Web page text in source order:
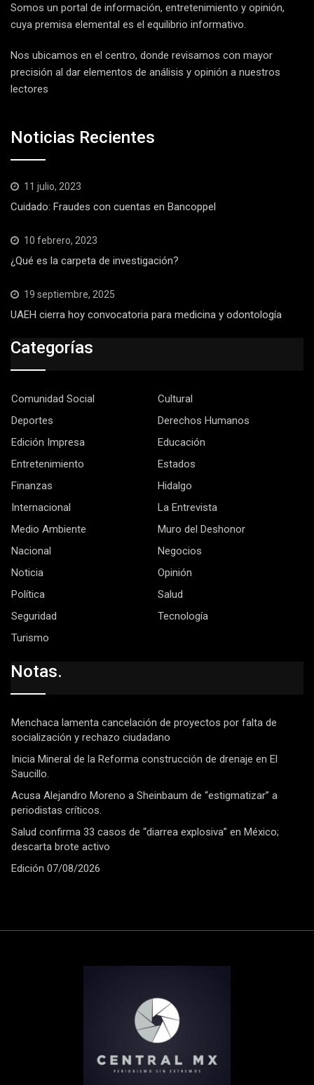
Somos un portal de información, entretenimiento y opinión,
cuya premisa elemental es el equilibrio informativo.
Nos ubicamos en el centro, donde revisamos con mayor
precisión al dar elementos de análisis y opinión a nuestros
lectores
Noticias Recientes
11 julio, 2023
Cuidado: Fraudes con cuentas en Bancoppel
10 febrero, 2023
¿Qué es la carpeta de investigación?
19 septiembre, 2025
UAEH cierra hoy convocatoria para medicina y odontología
Categorías
Comunidad Social
Cultural
Deportes
Derechos Humanos
Edición Impresa
Educación
Entretenimiento
Estados
Finanzas
Hidalgo
Internacional
La Entrevista
Medio Ambiente
Muro del Deshonor
Nacional
Negocios
Noticia
Opinión
Política
Salud
Seguridad
Tecnología
Turismo
Notas.
Menchaca lamenta cancelación de proyectos por falta de
socialización y rechazo ciudadano
Inicia Mineral de la Reforma construcción de drenaje en El
Saucillo.
Acusa Alejandro Moreno a Sheinbaum de “estigmatizar” a
periodistas críticos.
Salud confirma 33 casos de “diarrea explosiva” en México;
descarta brote activo
Edición 07/08/2026